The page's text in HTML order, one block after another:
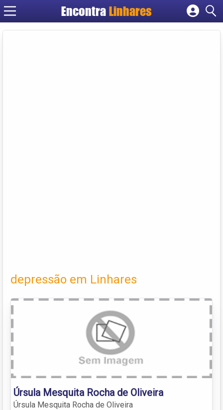
EncontraLinhares
Cadastrar empresa
depressão em Linhares
Úrsula Mesquita Rocha de Oliveira
Úrsula Mesquita Rocha de Oliveira